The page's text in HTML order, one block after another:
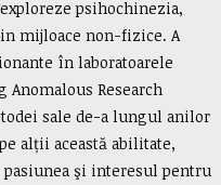
psihochinezia,
mijloace non-fizice. A
în laboratoarele
Research
sale de-a lungul anilor
alții această abilitate,
şi interesul pentru